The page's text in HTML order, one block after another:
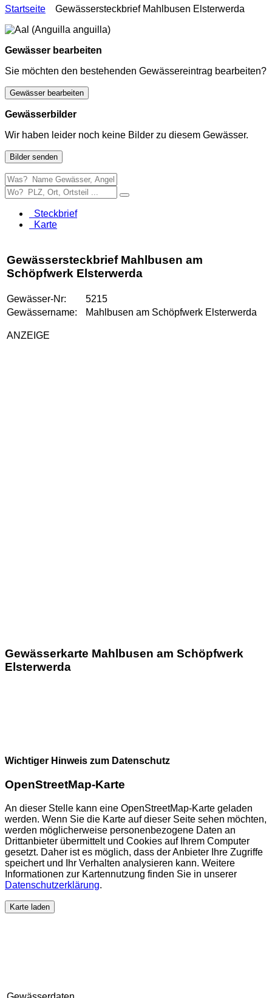
Startseite Gewässersteckbrief Mahlbusen Elsterwerda
Gewässer bearbeiten
Sie möchten den bestehenden Gewässereintrag bearbeiten?
Gewässer bearbeiten
Gewässerbilder
Wir haben leider noch keine Bilder zu diesem Gewässer.
Bilder senden
Steckbrief
Karte
Gewässersteckbrief Mahlbusen am
Schöpfwerk Elsterwerda
Gewässer-Nr:
5215
Gewässername:
Mahlbusen am Schöpfwerk Elsterwerda
ANZEIGE
Gewässerkarte Mahlbusen am Schöpfwerk
Elsterwerda
Wichtiger Hinweis zum Datenschutz
OpenStreetMap-Karte
An dieser Stelle kann eine OpenStreetMap-Karte geladen
werden. Wenn Sie die Karte auf dieser Seite sehen möchten,
werden möglicherweise personenbezogene Daten an
Drittanbieter übermittelt und Cookies auf Ihrem Computer
gesetzt. Daher ist es möglich, dass der Anbieter Ihre Zugriffe
speichert und Ihr Verhalten analysieren kann. Weitere
Informationen zur Kartennutzung finden Sie in unserer
Datenschutzerklärung.
Karte laden